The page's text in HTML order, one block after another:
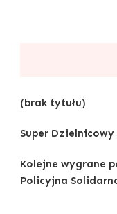
(brak tytułu)
Super Dzielnicowy
Kolejne wygrane
Policyjna